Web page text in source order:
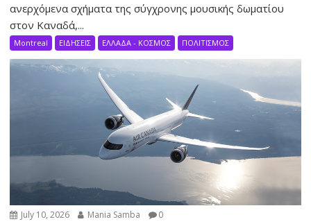
ανερχόμενα σχήματα της σύγχρονης μουσικής δωματίου
στον Καναδά,...
Montreal ΕΙΔΗΣΕΙΣ ΕΛΛΑΔΑ - ΚΟΣΜΟΣ ΠΟΛΙΤΙΣΜΟΣ
July 10, 2026 Mania Samba 0